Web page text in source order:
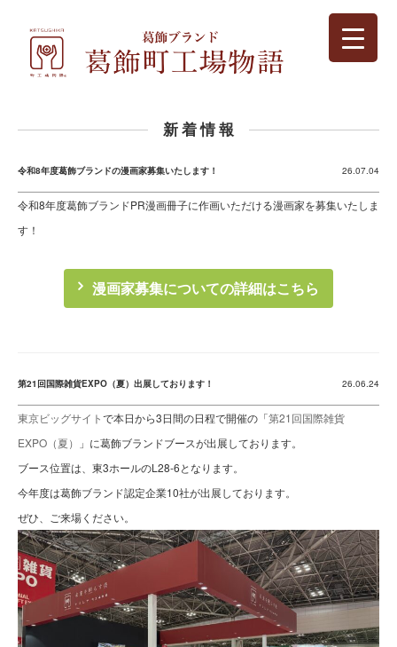
新 着 情 報
令和8年度葛飾ブランドの漫画家募集いたします！ 26.07.04
令和8年度葛飾ブランドPR漫画冊子に作画いただける漫画家を募集いたしま
す！
漫画家募集についての詳細はこちら
第21回国際雑貨EXPO（夏）出展しております！ 26.06.24
東京ビッグサイトで本日から3日間の日程で開催の「第21回国際雑貨
EXPO（夏）
」に葛飾ブランドブースが出展しております。
ブース位置は、東3ホールのL28-6となります。
今年度は葛飾ブランド認定企業10社が出展しております。
ぜひ、ご来場ください。